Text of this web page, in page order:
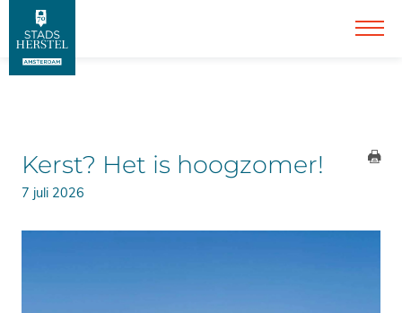
Kerst? Het is hoogzomer!
7 juli 2026